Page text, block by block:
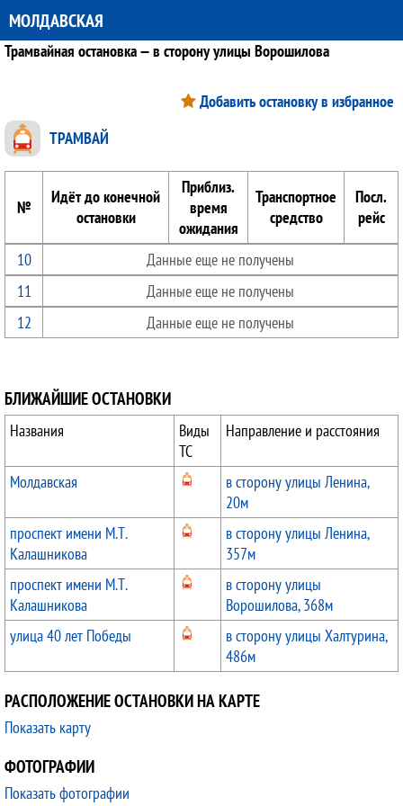
МОЛДАВСКАЯ
Трамвайная остановка — в сторону улицы Ворошилова
Добавить остановку в избранное
ТРАМВАЙ
№
Идёт до конечной
остановки
Приблиз.
время
ожидания
Транспортное
средство
Посл.
рейс
10
Данные еще не получены
11
Данные еще не получены
12
Данные еще не получены
БЛИЖАЙШИЕ ОСТАНОВКИ
Названия
Виды
ТС
Направление и расстояния
Молдавская
в сторону улицы Ленина,
20м
проспект имени М.Т.
Калашникова
в сторону улицы Ленина,
357м
проспект имени М.Т.
Калашникова
в сторону улицы
Ворошилова, 368м
улица 40 лет Победы
в сторону улицы Халтурина,
486м
РАСПОЛОЖЕНИЕ ОСТАНОВКИ НА КАРТЕ
Показать карту
ФОТОГРАФИИ
Показать фотографии